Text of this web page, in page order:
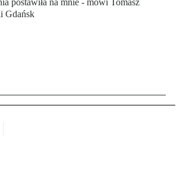
postawiła na mnie - mówi Tomasz
Gdańsk